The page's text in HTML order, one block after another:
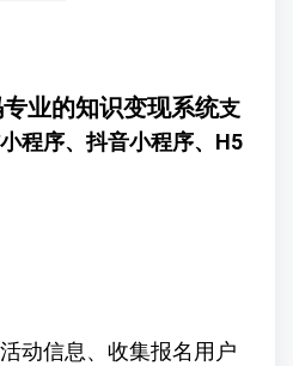
业的知识变现系统支
程序、抖音小程序、H5
动信息、收集报名用户